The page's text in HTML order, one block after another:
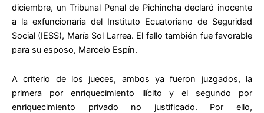
diciembre, un Tribunal Penal de Pichincha declaró inocente
a la exfuncionaria del Instituto Ecuatoriano de Seguridad
Social (IESS), María Sol Larrea. El fallo también fue favorable
para su esposo, Marcelo Espín.
A criterio de los jueces, ambos ya fueron juzgados, la
primera por enriquecimiento ilícito y el segundo por
enriquecimiento privado no justificado. Por ello,